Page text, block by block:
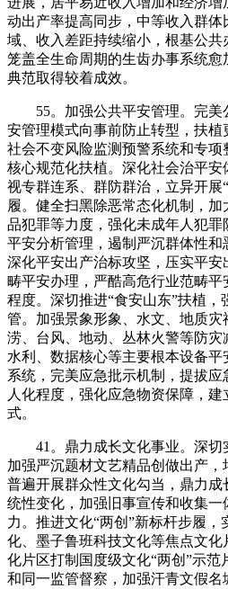
动出产率提高同步，中等收入群
域、收入差距持续缩小，根基公共
笼盖全生命周期的生齿办事系统
典范取得较着成效。
55。加强公共平安管理。完美
安管理模式向事前防止转型，扶
社会不变风险监测预警系统和专
核心规范化扶植。深化社会治平
视专群连系、群防群治，立异开展
履。健全扫黑除恶常态化机制，
品犯罪等力度，强化未成年人犯
平安分析管理，遏制严沉群体性和
深化平安出产治标攻坚，压实平
畴平安办理，严酷高危行业范畴
程度。深切推进“食安山东”扶植
管。加强景象形象、水文、地质
涝、台风、地动、丛林火警等防灾
水利、数据核心等主要根本设备
系统，完美应急批示机制，提拔
人化程度，强化应急物资保障，建
式。
41。鼎力成长文化事业。深切
加强严沉题材文艺精品创做出产，
普遍开展群众性文化勾当，鼎力
统性变化，加强旧事宣传和收集
力。推进文化“两创”新标杆步履
化、墨子鲁班科技文化等焦点文
化片区打制国度级文化“两创”示
和同一监管督察，加强汗青文假